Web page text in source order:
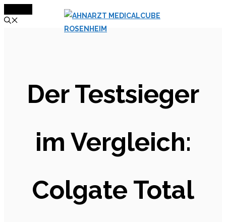
Inhalt
Der Testsieger
im Vergleich:
Colgate Total